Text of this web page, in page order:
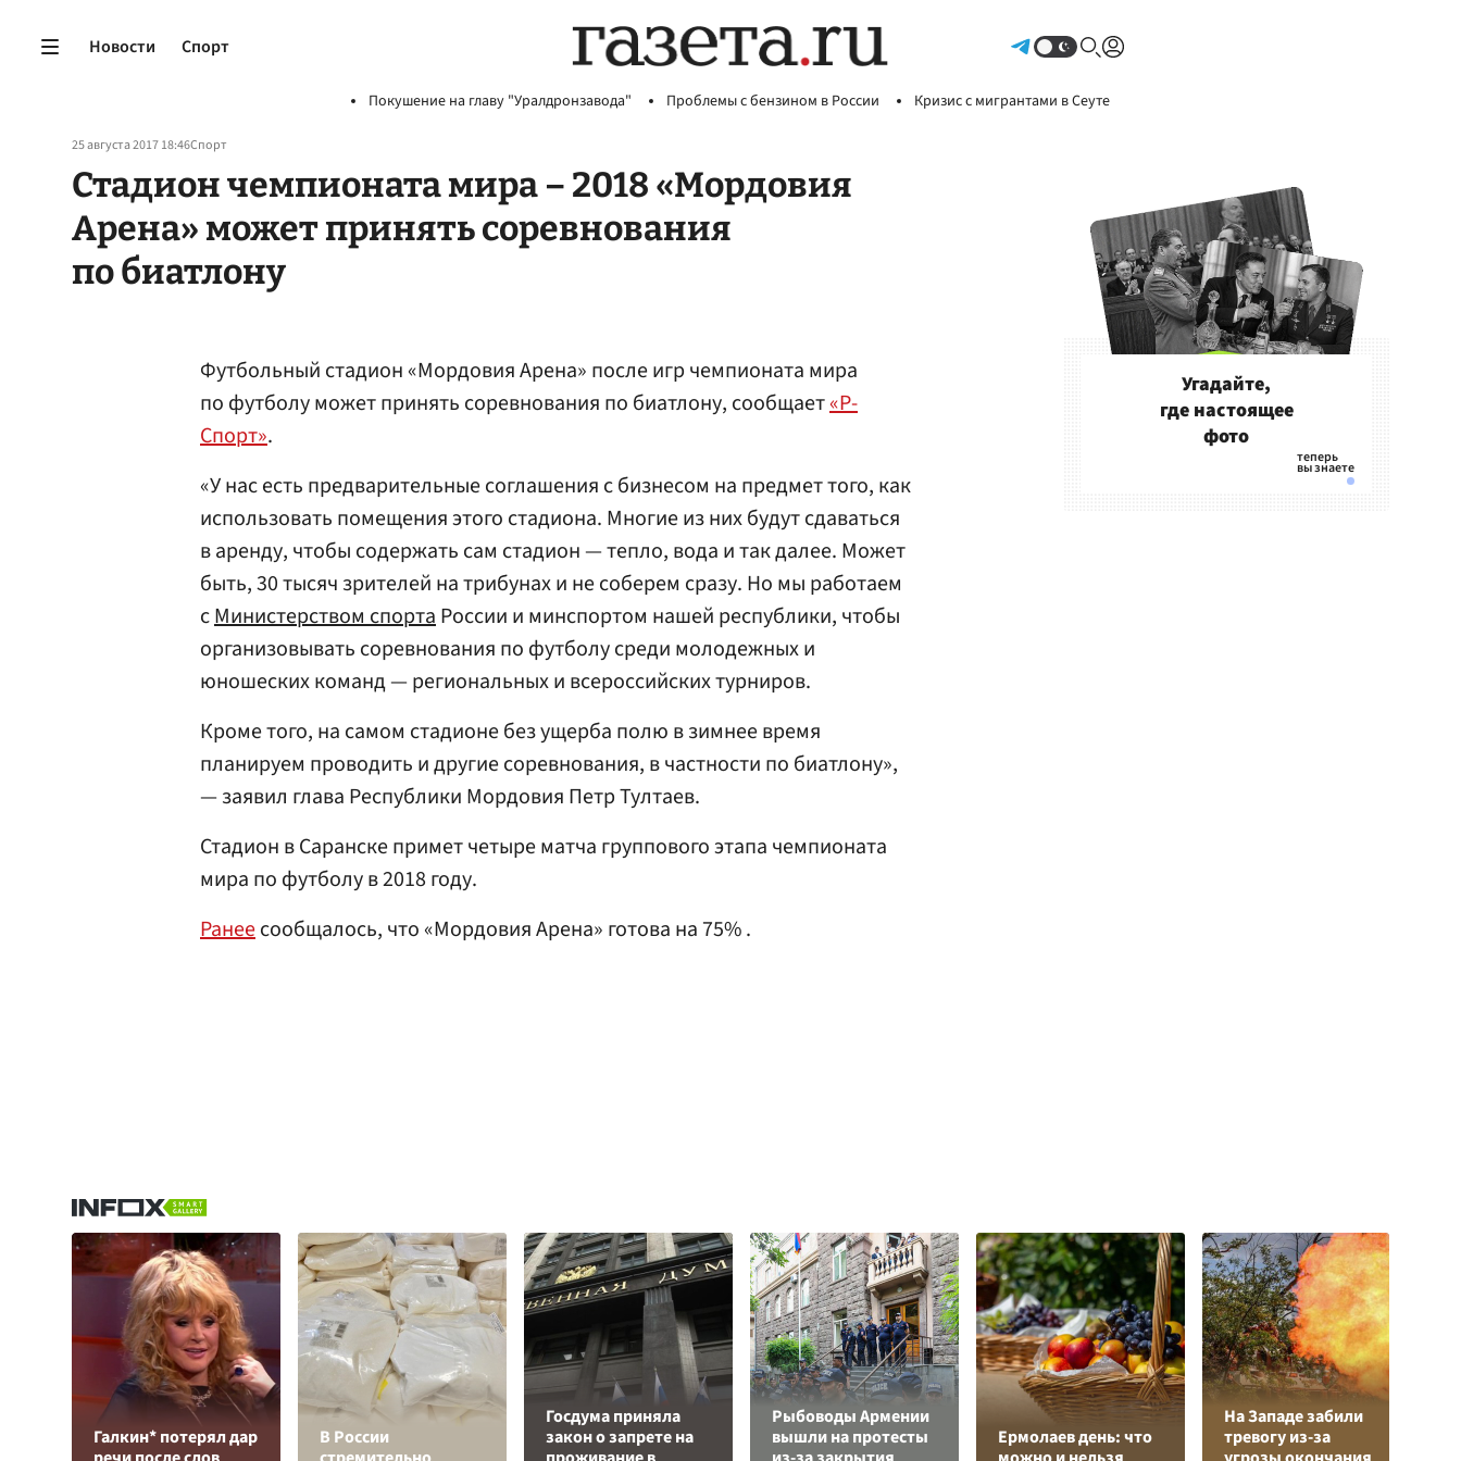
Новости Спорт
Покушение на главу "Уралдронзавода" Проблемы с бензином в России Кризис с мигрантами в Сеуте
25 августа 2017 18:46Спорт
Стадион чемпионата мира – 2018 «Мордовия
Арена» может принять соревнования
по биатлону
Футбольный стадион «Мордовия Арена» после игр чемпионата мира
по футболу может принять соревнования по биатлону, сообщает«Р-
Спорт».
«У нас есть предварительные соглашения с бизнесом на предмет того, как
использовать помещения этого стадиона. Многие из них будут сдаваться
в аренду, чтобы содержать сам стадион — тепло, вода и так далее. Может
быть, 30 тысяч зрителей на трибунах и не соберем сразу. Но мы работаем
сМинистерством спортаРоссии и минспортом нашей республики, чтобы
организовывать соревнования по футболу среди молодежных и
юношеских команд — региональных и всероссийских турниров.
Кроме того, на самом стадионе без ущерба полю в зимнее время
планируем проводить и другие соревнования, в частности по биатлону»,
— заявил глава Республики Мордовия Петр Тултаев.
Стадион в Саранске примет четыре матча группового этапа чемпионата
мира по футболу в 2018 году.
Ранеесообщалось, что «Мордовия Арена» готова на 75% .
Угадайте,
где настоящее
фото
Галкин* потерял дар
В России
Госдума приняла
закон о запрете на
Рыбоводы Армении
вышли на протесты
Ермолаев день: что
На Западе забили
тревогу из-за